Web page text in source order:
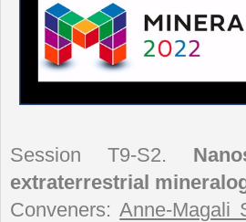
Session T9-S2.
extraterrestrial
Conveners:Anne-Magali